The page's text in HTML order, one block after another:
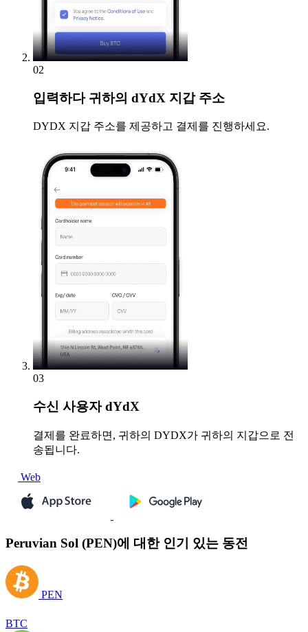
02
입력하다귀하의 dYdX 지갑 주소
DYDX 지갑 주소를 제공하고 결제를 진행하세요.
03
수신 사용자 dYdX
결제를 완료하면, 귀하의 DYDX가 귀하의 지갑으로 전
송됩니다.
Web
Peruvian Sol (PEN)에 대한 인기 있는 동전
PEN
BTC